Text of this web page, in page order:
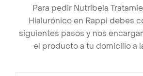
Para pedir Nutribela
Hialurónico en Rappi debes
siguientes pasos y nos
el producto a tu domicilio a